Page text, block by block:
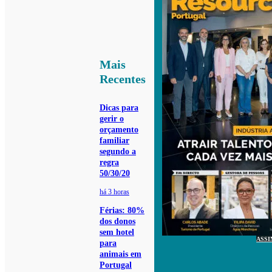
Mais
Recentes
Dicas para
gerir o
orçamento
familiar
segundo a
regra
50/30/20
há 3 horas
Férias: 80%
dos donos
sem hotel
para
animais em
Portugal